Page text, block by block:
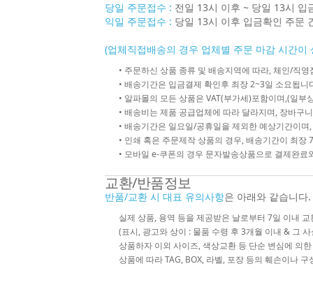
당일 주문접수 : 전일 13시 이후 ~ 당일 13시 입
익일 주문접수 : 당일 13시 이후 입금확인 주문
(업체직접배송의 경우 업체별 주문 마감 시간이
• 주문하신 상품 종류 및 배송지역에 따라, 체인/직
• 배송기간은 입금결제 확인후 최장 2~3일 소요됩
• 알파몰의 모든 상품은 VAT(부가세)포함이며,(일
• 배송비는 제품 공급업체에 따라 달라지며, 장바구
• 배송기간은 일요일/공휴일을 제외한 예상기간이
• 인쇄 혹은 주문제작 상품의 경우, 배송기간이 최장
• 모바일 e-쿠폰의 경우 문자발송상품으로 결제완
교환/반품정보
반품/교환 시 대표 유의사항은 아래와 같습니다.
실제 상품, 용역 등을 제공받은 날로부터 7일 이내
(표시, 광고와 상이 : 물품 수령 후 3개월 이내 & 그
상품하자 이외 사이즈, 색상교환 등 단순 변심에 의
상품에 따라 TAG, BOX, 라벨, 포장 등의 훼손이나